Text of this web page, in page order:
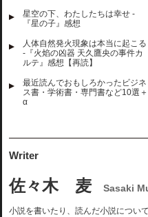
星空の下、わたしたちは幸せ -
『星の子』感想
人体自然発火現象は本当に起こる
-『火焰の凶器 天久鷹央の事件カ
ルテ』感想【再読】
最近読んでおもしろかったビジネ
ス書・学術書・専門書など10選＋
α
Writer
佐々木 麦 Sasaki
小説を書いたり、読んだ小説につい